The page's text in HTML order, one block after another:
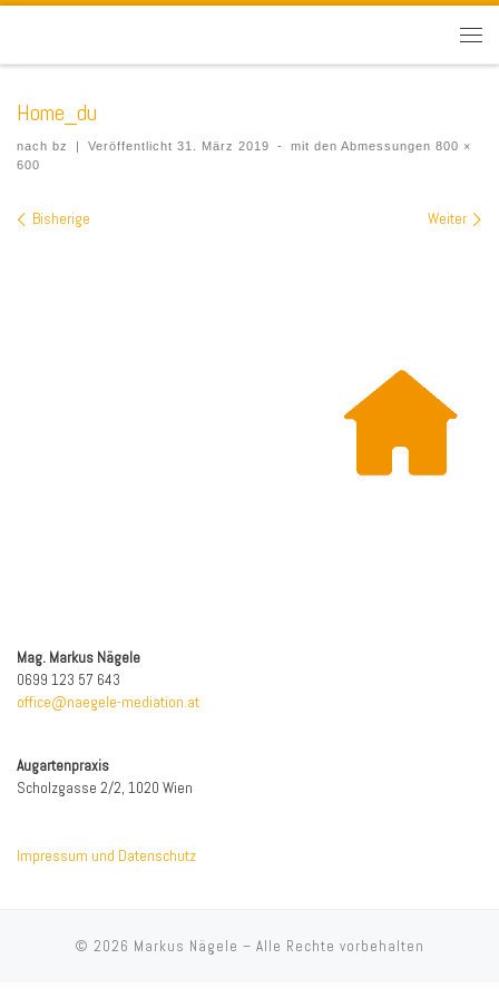
Home_du
nach bz | Veröffentlicht31. März 2019 - mit den Abmessungen 800 ×
600
Bilder Navigation
Bisherige Weiter
Mag. Markus Nägele
0699 123 57 643
office@naegele-mediation.at
Augartenpraxis
Scholzgasse 2/2, 1020 Wien
Impressum und Datenschutz
© 2026 Markus Nägele – Alle Rechte vorbehalten